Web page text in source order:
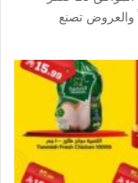
والعروض تصنع